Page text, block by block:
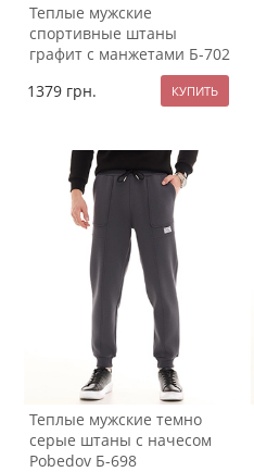
Теплые мужские
спортивные штаны
графит с манжетами Б-702
1379 грн.
Теплые мужские темно
серые штаны с начесом
Pobedov Б-698